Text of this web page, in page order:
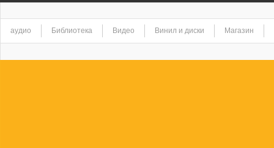
аудио Библиотека Видео Винил и диски Магазин